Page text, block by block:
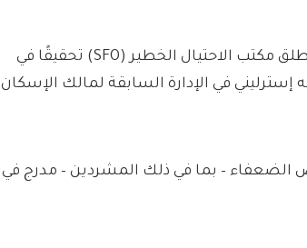
تم القبض على ستة أشخاص بعد أن أطلق مكتب الاحتيال الخطير (SFO) تحقيقًا في
بقيمة 300 مليون جنيه إسترليني في الإدارة السابقة لمالك الإسكان
الضعفاء – بما في ذلك المشردين – مدرج في